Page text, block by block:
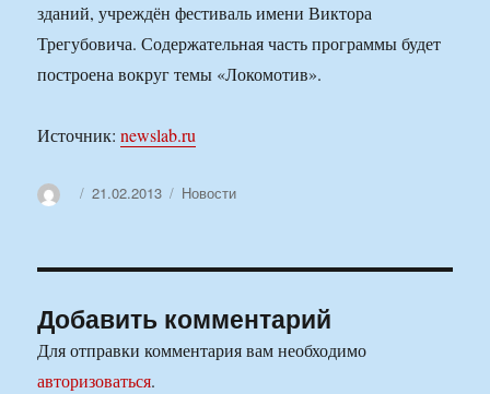
зданий, учреждён фестиваль имени Виктора
Трегубовича. Содержательная часть программы будет
построена вокруг темы «Локомотив».
Источник:newslab.ru
АвторОпубликовано
21.02.2013 Рубрики
Новости
Добавить комментарий
Для отправки комментария вам необходимо
авторизоваться.